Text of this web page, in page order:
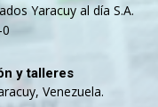
Yaracuy al día S.A.
y talleres
Venezuela.